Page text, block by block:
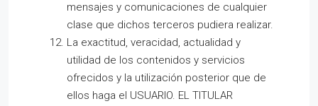
mensajes y comunicaciones de cualquier
clase que dichos terceros pudiera realizar.
La exactitud, veracidad, actualidad y
utilidad de los contenidos y servicios
ofrecidos y la utilización posterior que de
ellos haga el USUARIO. EL TITULAR